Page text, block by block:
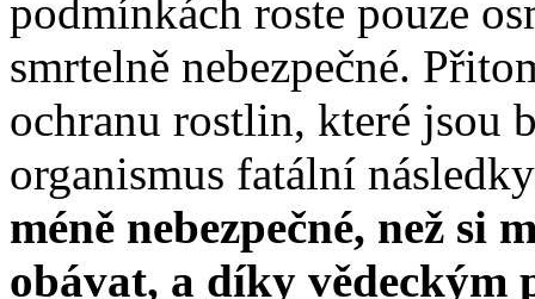
podmínkách roste pouze
smrtelně nebezpečné.
ochranu rostlin, které jsou
organismus fatální
méně nebezpečné, než si
obávat, a díky vědeckým